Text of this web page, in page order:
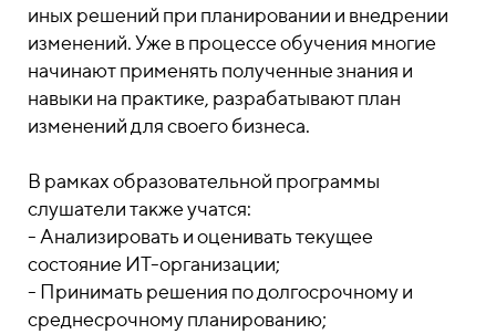
иных решений при планировании и внедрении
изменений. Уже в процессе обучения многие
начинают применять полученные знания и
навыки на практике, разрабатывают план
изменений для своего бизнеса.
В рамках образовательной программы
слушатели также учатся:
- Анализировать и оценивать текущее
состояние ИТ-организации;
- Принимать решения по долгосрочному и
среднесрочному планированию;